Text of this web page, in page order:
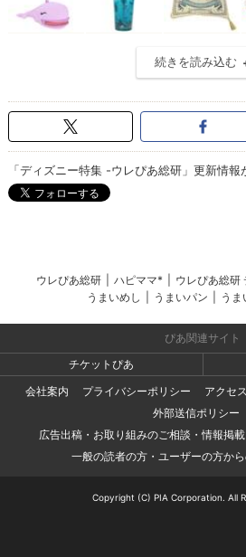
続きを読み込む
「ディズニー特集 -ウレぴあ総研」更新情報
ウレぴあ総研 ハピママ* ウレぴあ総研
うまいめし
うまいパン うま
ぴあ関連サイト
チケットぴあ
会社案内
プライバシーポリシー
アクセ
外部送信ポリシー
広告出稿・お取り組みのご相談・情報掲
一般の読者の方・ユーザーの方か
Copyright (C) PIA Corporation. All